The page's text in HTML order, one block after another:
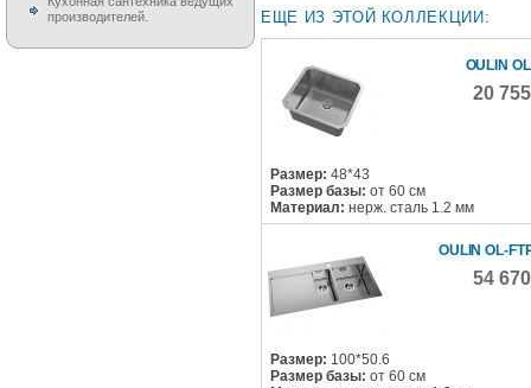
ЕЩЕ ИЗ ЭТОЙ КОЛЛЕКЦИИ:
OULIN
20
Размер: 48*43
Размер базы: от 60 см
Материал: нерж. сталь 1.2 мм
OULIN OL-
54
Размер: 100*50.6
Размер базы: от 60 см
производителей.